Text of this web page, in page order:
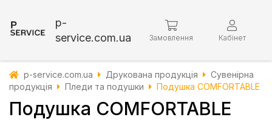
p-
service.com.ua
Замовлення Кабінет
p-service.com.ua Друкована продукція
Сувенірна
продукція
Пледи та подушки Подушка COMFORTABLE
Подушка COMFORTABLE